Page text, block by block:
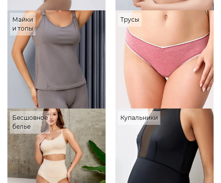
Майки
и топы
Трусы
Бесшовное
белье
Купальники